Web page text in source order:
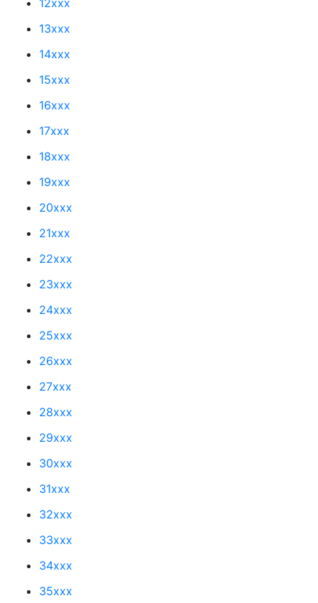
13xxx
14xxx
15xxx
16xxx
17xxx
18xxx
19xxx
20xxx
21xxx
22xxx
23xxx
24xxx
25xxx
26xxx
27xxx
28xxx
29xxx
30xxx
31xxx
32xxx
33xxx
34xxx
35xxx